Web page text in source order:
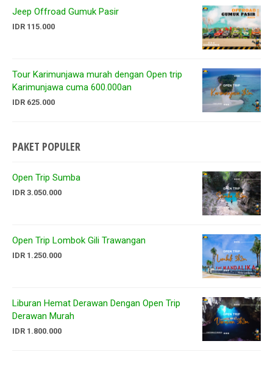
Jeep Offroad Gumuk Pasir
IDR 115.000
Tour Karimunjawa murah dengan Open trip
Karimunjawa cuma 600.000an
IDR 625.000
PAKET POPULER
Open Trip Sumba
IDR 3.050.000
Open Trip Lombok Gili Trawangan
IDR 1.250.000
Liburan Hemat Derawan Dengan Open Trip
Derawan Murah
IDR 1.800.000